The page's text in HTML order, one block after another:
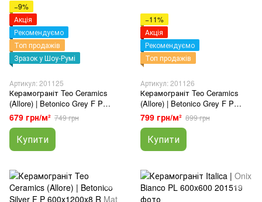
−9%
Акція
Рекомендуємо
Топ продажів
Зразок у Шоу-Румі
Артикул: 201125
Керамограніт Teo Ceramics
(Allore) | Betonico Grey F P
600x600x8 R Mat 1
679 грн/м² 749 грн
Купити
−11%
Акція
Рекомендуємо
Топ продажів
Артикул: 201126
Керамограніт Teo Ceramics
(Allore) | Betonico Grey F P
600x1200x8 R Mat 1
799 грн/м² 899 грн
Купити